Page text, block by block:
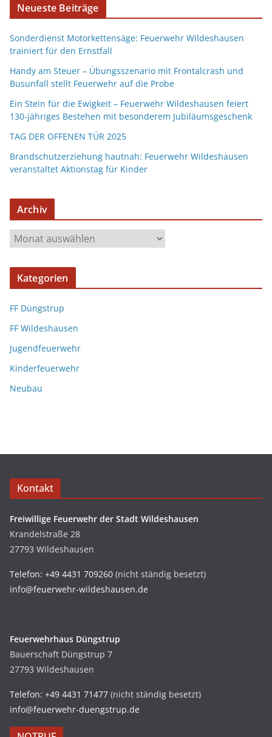
Neueste Beiträge
Sonderdienst Motorkettensäge: Feuerwehr Wildeshausen
trainiert für den Ernstfall
Handy am Steuer – Übungsszenario mit Frontalcrash und
Busunfall stellt Feuerwehr auf die Probe
Ein Stein für die Ewigkeit – Feuerwehr Wildeshausen feiert
130-jähriges Bestehen mit besonderem Jubiläumsgeschenk
TAG DER OFFENEN TÜR 2025
Brandschutzerziehung hautnah: Feuerwehr Wildeshausen
veranstaltet Aktionstag für Kinder
Archiv
Kategorien
FF Düngstrup
FF Wildeshausen
Jugendfeuerwehr
Kinderfeuerwehr
Neubau
Kontakt
Freiwillige Feuerwehr der Stadt Wildeshausen
Krandelstraße 28
27793 Wildeshausen
Telefon: +49 4431 709260 (nicht ständig besetzt)
info@feuerwehr-wildeshausen.de
Feuerwehrhaus Düngstrup
Bauerschaft Düngstrup 7
27793 Wildeshausen
Telefon: +49 4431 71477 (nicht ständig besetzt)
info@feuerwehr-duengstrup.de